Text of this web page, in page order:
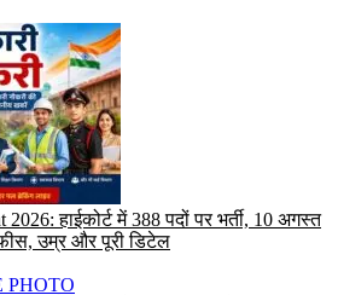
हाईकोर्ट में 388 पदों पर भर्ती, 10 अगस्त
उम्र और पूरी डिटेल